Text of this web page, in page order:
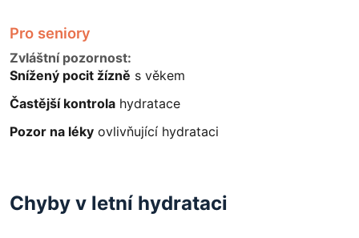
Pro seniory
Zvláštní pozornost:
Snížený pocit žízně s věkem
Častější kontrola hydratace
Pozor na léky ovlivňující hydrataci
Chyby v letní hydrataci